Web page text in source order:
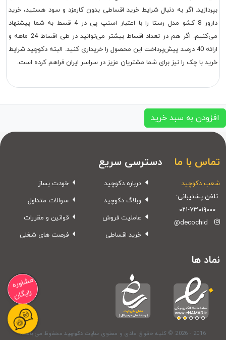
بپردازید. اگر به دنبال شرایط خرید اقساطی بدون کارمزد و سود هستید، خرید
دارور 8 کشو مدل رستا را با اعتبار اسنپ پی در 4 قسط به شما پیشنهاد
می‌کنیم. اگر هم در تعداد اقساط بیشتر می‌توانید در طی اقساط 24 ماهه و
ارائه 40 درصد پیش‌پرداخت این محصول را خریداری کنید. البته دکوچید شرایط
خرید با چک را نیز برای شما مشتریان عزیز در سراسر ایران فراهم کرده است.
افزودن به سبد خرید
تماس با ما
شعب دکوچید
تلفن پشتیبانی:
۰۲۱-۷۳۰۱۹۰۰۰
@decochid
دسترسی سریع
درباره دکوچید
وبلاگ دکوچید
عاملیت فروش
خرید اقساطی
خودت بساز
سوالات متداول
قوانین و مقررات
فرصت های شغلی
نماد ها
© 2026 - 2016 کلیه حقوق مادی و معنوی سایت دکوچیدمحفوظ می باشد.
مشاوره
رایگان